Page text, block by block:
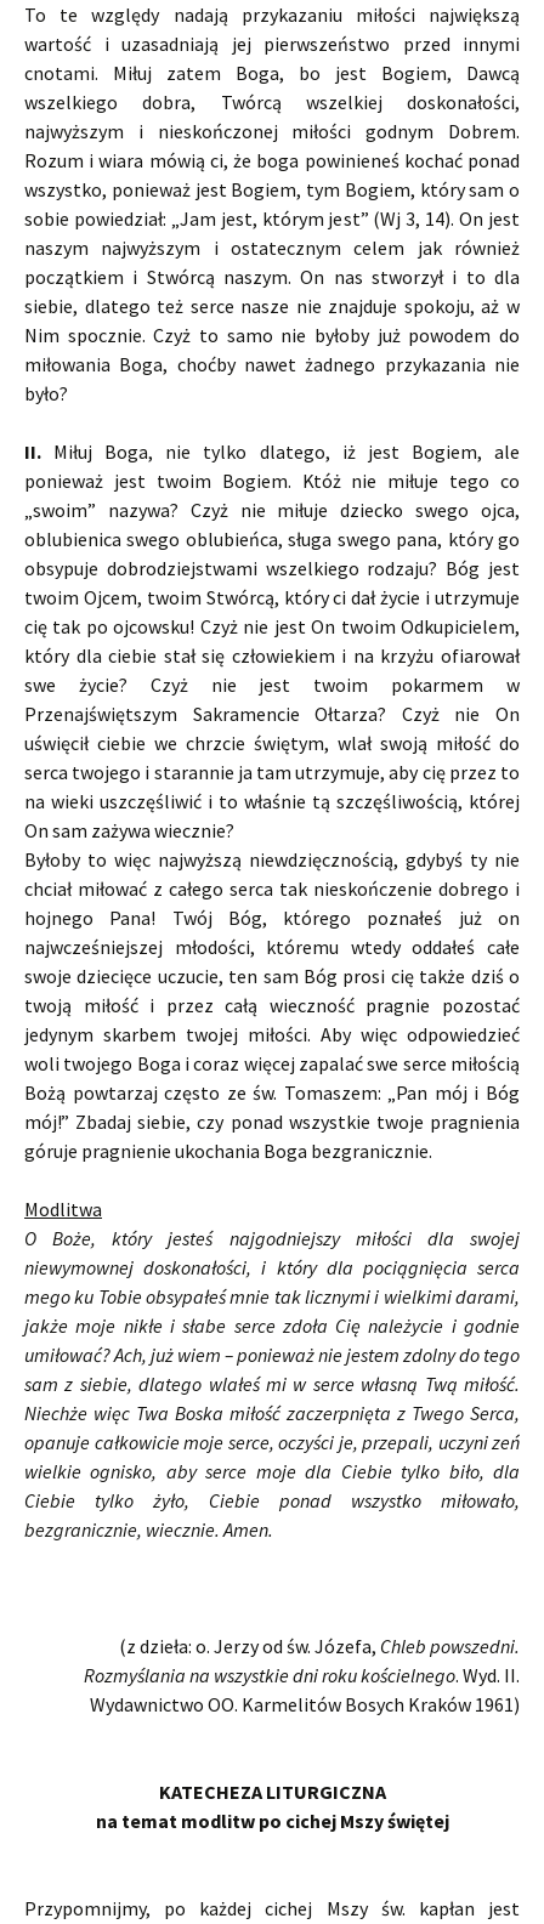
To te względy nadają przykazaniu miłości największą
wartość i uzasadniają jej pierwszeństwo przed innymi
cnotami. Miłuj zatem Boga, bo jest Bogiem, Dawcą
wszelkiego dobra, Twórcą wszelkiej doskonałości,
najwyższym i nieskończonej miłości godnym Dobrem.
Rozum i wiara mówią ci, że boga powinieneś kochać ponad
wszystko, ponieważ jest Bogiem, tym Bogiem, który sam o
sobie powiedział: „Jam jest, którym jest” (Wj 3, 14). On jest
naszym najwyższym i ostatecznym celem jak również
początkiem i Stwórcą naszym. On nas stworzył i to dla
siebie, dlatego też serce nasze nie znajduje spokoju, aż w
Nim spocznie. Czyż to samo nie byłoby już powodem do
miłowania Boga, choćby nawet żadnego przykazania nie
było?
II. Miłuj Boga, nie tylko dlatego, iż jest Bogiem, ale
ponieważ jest twoim Bogiem. Któż nie miłuje tego co
„swoim” nazywa? Czyż nie miłuje dziecko swego ojca,
oblubienica swego oblubieńca, sługa swego pana, który go
obsypuje dobrodziejstwami wszelkiego rodzaju? Bóg jest
twoim Ojcem, twoim Stwórcą, który ci dał życie i utrzymuje
cię tak po ojcowsku! Czyż nie jest On twoim Odkupicielem,
który dla ciebie stał się człowiekiem i na krzyżu ofiarował
swe życie? Czyż nie jest twoim pokarmem w
Przenajświętszym Sakramencie Ołtarza? Czyż nie On
uświęcił ciebie we chrzcie świętym, wlał swoją miłość do
serca twojego i starannie ja tam utrzymuje, aby cię przez to
na wieki uszczęśliwić i to właśnie tą szczęśliwością, której
On sam zażywa wiecznie?
Byłoby to więc najwyższą niewdzięcznością, gdybyś ty nie
chciał miłować z całego serca tak nieskończenie dobrego i
hojnego Pana! Twój Bóg, którego poznałeś już on
najwcześniejszej młodości, któremu wtedy oddałeś całe
swoje dziecięce uczucie, ten sam Bóg prosi cię także dziś o
twoją miłość i przez całą wieczność pragnie pozostać
jedynym skarbem twojej miłości. Aby więc odpowiedzieć
woli twojego Boga i coraz więcej zapalać swe serce miłością
Bożą powtarzaj często ze św. Tomaszem: „Pan mój i Bóg
mój!” Zbadaj siebie, czy ponad wszystkie twoje pragnienia
góruje pragnienie ukochania Boga bezgranicznie.
Modlitwa
O Boże, który jesteś najgodniejszy miłości dla swojej
niewymownej doskonałości, i który dla pociągnięcia serca
mego ku Tobie obsypałeś mnie tak licznymi i wielkimi darami,
jakże moje nikłe i słabe serce zdoła Cię należycie i godnie
umiłować? Ach, już wiem – ponieważ nie jestem zdolny do tego
sam z siebie, dlatego wlałeś mi w serce własną Twą miłość.
Niechże więc Twa Boska miłość zaczerpnięta z Twego Serca,
opanuje całkowicie moje serce, oczyści je, przepali, uczyni zeń
wielkie ognisko, aby serce moje dla Ciebie tylko biło, dla
Ciebie tylko żyło, Ciebie ponad wszystko miłowało,
bezgranicznie, wiecznie. Amen.
(z dzieła: o. Jerzy od św. Józefa, Chleb powszedni.
Rozmyślania na wszystkie dni roku kościelnego. Wyd. II.
Wydawnictwo OO. Karmelitów Bosych Kraków 1961)
KATECHEZA LITURGICZNA
na temat modlitw po cichej Mszy świętej
Przypomnijmy, po każdej cichej Mszy św. kapłan jest